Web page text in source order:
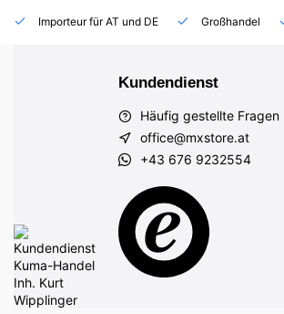
Importeur für AT und DE Großhandel
Kundendienst
Häufig gestellte Fragen
office@mxstore.at
+43 676 9232554